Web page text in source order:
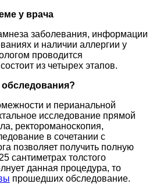
у врача
заболевания, информации
и наличии аллергии у
проводится
из четырех этапов.
обследования?
и перианальной
исследование прямой
ректороманоскопия,
в сочетании с
позволяет получить полную
сантиметрах толстого
данная процедура, то
прошедших обследование.